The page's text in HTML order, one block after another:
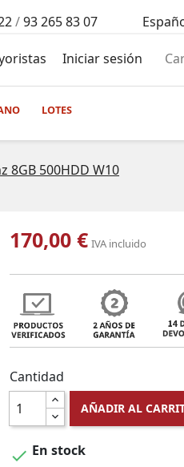
/93 265 83 07
Iniciar sesión
LOTES
8GB 500HDD W10
170,00 € IVA incluido
Cantidad
AÑADIR AL
 En stock